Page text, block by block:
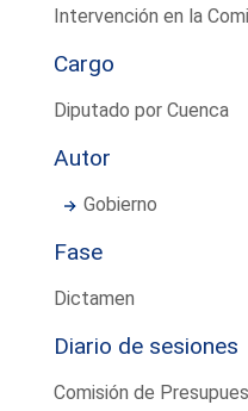
Intervención en la
Cargo
Diputado por Cuenca
Autor
Gobierno
Fase
Dictamen
Diario de sesiones
Comisión de